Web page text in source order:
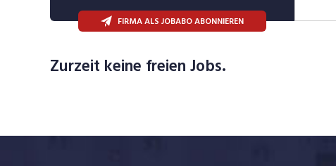
FIRMA ALS JOBABO ABONNIEREN
Zurzeit keine freien Jobs.